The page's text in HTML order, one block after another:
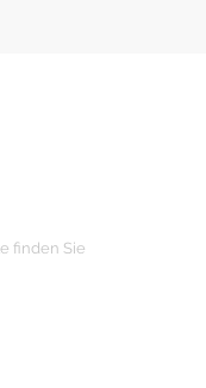
finden Sie